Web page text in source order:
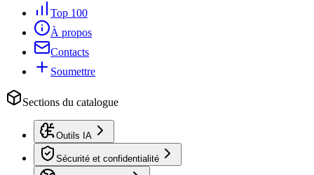
Top 100
À propos
Contacts
Soumettre
Sections du catalogue
Outils IA
Sécurité et confidentialité